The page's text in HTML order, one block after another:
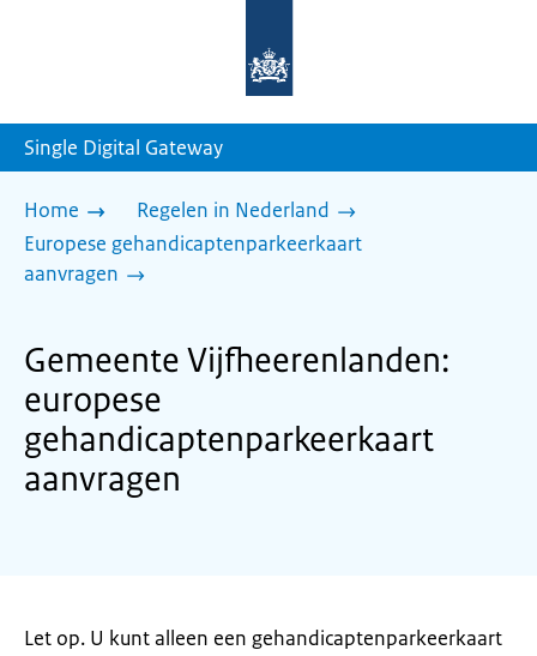
homepage
Single Digital Gateway
Home
Regelen in Nederland
Europese gehandicaptenparkeerkaart
aanvragen
Gemeente Vijfheerenlanden:
europese
gehandicaptenparkeerkaart
aanvragen
Let op. U kunt alleen een gehandicaptenparkeerkaart